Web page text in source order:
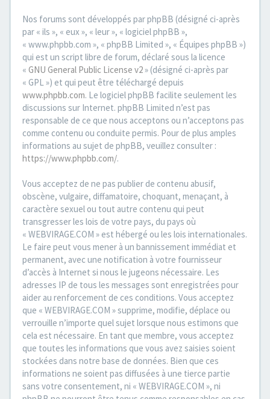
Nos forums sont développés par phpBB (désigné ci-après
par « ils », « eux », « leur », « logiciel phpBB »,
« www.phpbb.com », « phpBB Limited », « Équipes phpBB »)
qui est un script libre de forum, déclaré sous la licence
« GNU General Public License v2» (désigné ci-après par
« GPL ») et qui peut être téléchargé depuis
www.phpbb.com. Le logiciel phpBB facilite seulement les
discussions sur Internet. phpBB Limited n’est pas
responsable de ce que nous acceptons ou n’acceptons pas
comme contenu ou conduite permis. Pour de plus amples
informations au sujet de phpBB, veuillez consulter :
https://www.phpbb.com/.
Vous acceptez de ne pas publier de contenu abusif,
obscène, vulgaire, diffamatoire, choquant, menaçant, à
caractère sexuel ou tout autre contenu qui peut
transgresser les lois de votre pays, du pays où
« WEBVIRAGE.COM » est hébergé ou les lois internationales.
Le faire peut vous mener à un bannissement immédiat et
permanent, avec une notification à votre fournisseur
d’accès à Internet si nous le jugeons nécessaire. Les
adresses IP de tous les messages sont enregistrées pour
aider au renforcement de ces conditions. Vous acceptez
que « WEBVIRAGE.COM » supprime, modifie, déplace ou
verrouille n’importe quel sujet lorsque nous estimons que
cela est nécessaire. En tant que membre, vous acceptez
que toutes les informations que vous avez saisies soient
stockées dans notre base de données. Bien que ces
informations ne soient pas diffusées à une tierce partie
sans votre consentement, ni « WEBVIRAGE.COM », ni